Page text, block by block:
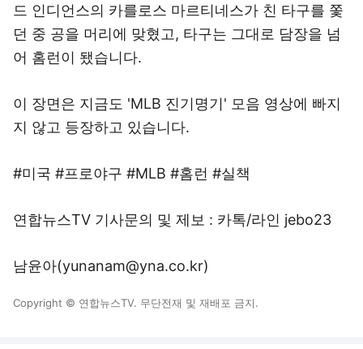
드 인디언스의 카를로스 마르티네스가 친 타구를 쫓
던 중 공을 머리에 맞혔고, 타구는 그대로 담장을 넘
어 홈런이 됐습니다.
이 장면은 지금도 'MLB 진기명기' 모음 영상에 빠지
지 않고 등장하고 있습니다.
#미국 #프로야구 #MLB #홈런 #실책
연합뉴스TV 기사문의 및 제보 : 카톡/라인 jebo23
남윤아(yunanam@yna.co.kr)
Copyright © 연합뉴스TV. 무단전재 및 재배포 금지.